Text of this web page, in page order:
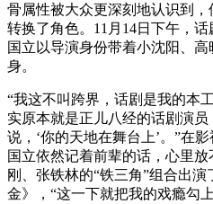
骨属性被大众更深刻地认识到
转换了角色。11月14日下午，
国立以导演身份带着小沈阳、
身。
“我这不叫跨界，话剧是我的本
实原本就是正儿八经的话剧演
说，‘你的天地在舞台上’。”在
国立依然记着前辈的话，心里
刚、张铁林的“铁三角”组合出
金》，“这一下就把我的戏瘾勾